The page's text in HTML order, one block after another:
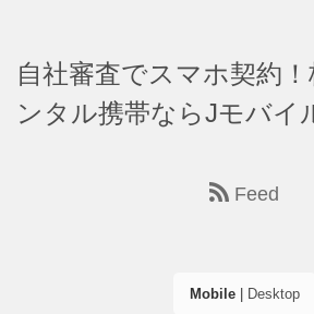
自社審査でスマホ契約
ンタル携帯ならJモバイ
Feed
Mobile| Desktop